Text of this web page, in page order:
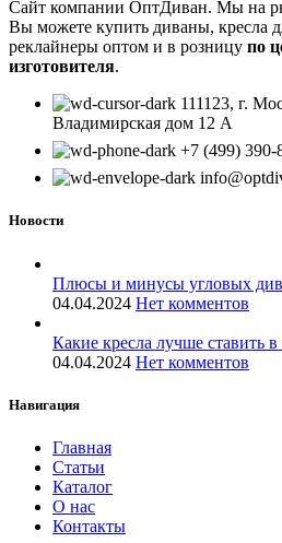
Сайт компании ОптДиван. Мы на
Вы можете купить диваны, кресла
реклайнеры оптом и в розницу по
изготовителя.
111123, г.
Владимирская дом 12 А
+7 (499) 390-
Новости
Плюсы и минусы угловых
04.04.2024 Нет комментов
Какие кресла лучше ставить
04.04.2024 Нет комментов
Навигация
Главная
Статьи
Каталог
О нас
Контакты